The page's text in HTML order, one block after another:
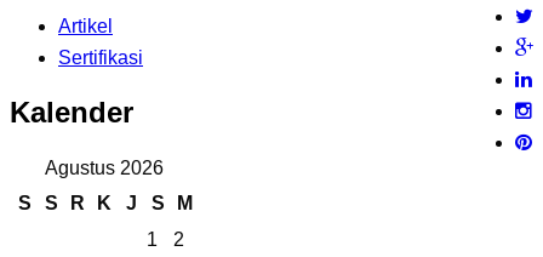
Artikel
Sertifikasi
Kalender
Agustus 2026
S
S R K J S
M
1
2